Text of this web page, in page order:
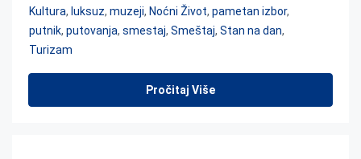
Kultura, luksuz, muzeji, Noćni Život, pametan izbor,
putnik, putovanja, smestaj, Smeštaj, Stan na dan,
Turizam
Pročitaj Više